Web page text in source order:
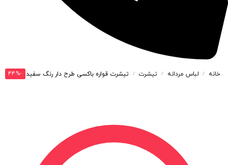
خانه / لباس مردانه / تیشرت / تیشرت قواره باکسی طرح دار رنگ سفید کد T208
-44%